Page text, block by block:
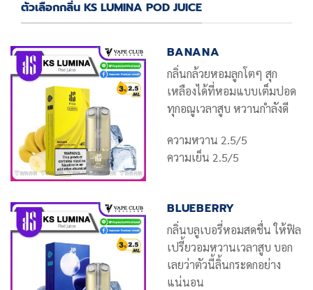
ตัวเลือกกลิ่น KS LUMINA POD JUICE
BANANA
กลิ่นกล้วยหอมลูกโตๆ สุก
เหลืองได้ที่หอมแบบเต็มปอด
ทุกอณูเวลาสูบ หวานกำลังดี
ความหวาน 2.5/5
ความเย็น 2.5/5
BLUEBERRY
กลิ่นบลูเบอรี่หอมสดชื่น ให้ฟิล
เปรี้ยวอมหวานเวลาสูบ บอก
เลยว่าตัวนี้ลิ้นกระดกอย่าง
แน่นอน